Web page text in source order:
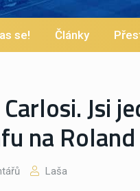
se! Články
Jsi
na
Laša